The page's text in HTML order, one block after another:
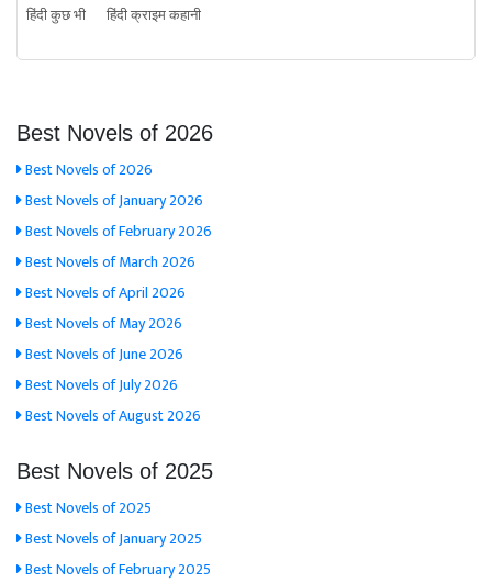
हिंदी कुछ भी
हिंदी क्राइम कहानी
Best Novels of 2026
Best Novels of 2026
Best Novels of January 2026
Best Novels of February 2026
Best Novels of March 2026
Best Novels of April 2026
Best Novels of May 2026
Best Novels of June 2026
Best Novels of July 2026
Best Novels of August 2026
Best Novels of 2025
Best Novels of 2025
Best Novels of January 2025
Best Novels of February 2025